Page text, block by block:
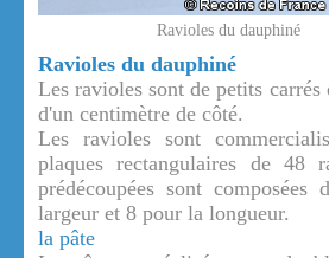
Ravioles du dauphiné
Ravioles du dauphiné
Les ravioles sont de petits
d'un centimètre de côté.
Les ravioles sont
plaques rectangulaires de 48
prédécoupées sont
largeur et 8 pour la longueur.
la pâte